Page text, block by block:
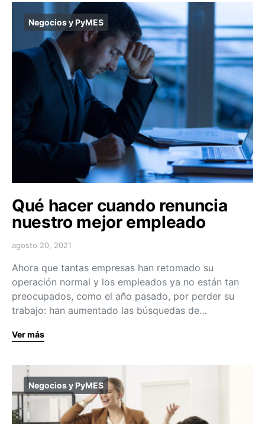
Negocios y PyMES
Qué hacer cuando renuncia
nuestro mejor empleado
agosto 20, 2021
Ahora que tantas empresas han retomado su
operación normal y los empleados ya no están tan
preocupados, como el año pasado, por perder su
trabajo: han aumentado las búsquedas de…
Ver más
Negocios y PyMES